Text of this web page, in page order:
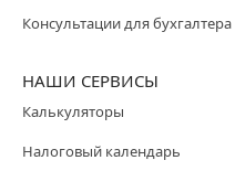
Консультации для бухгалтера
НАШИ СЕРВИСЫ
Калькуляторы
Налоговый календарь